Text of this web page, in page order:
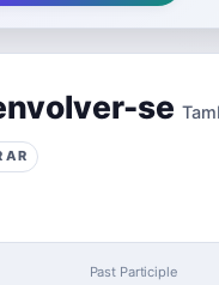
se
AR
Past Participle